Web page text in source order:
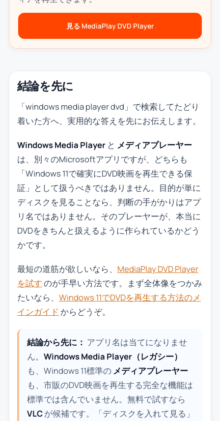
見る MediaPlay DVD Player
結論を先に
「windows media player dvd」で検索してたどり
着いた方へ、実用的な答えを先にお伝えします。
Windows Media Playerと メディアプレーヤー
は、別々のMicrosoftアプリですが、どちらも
「Windows 11で確実にDVD映画を再生できる保
証」として扱うべきではありません。目的が単に
ディスクを見ることなら、判断の手がかりはアプ
リ名ではありません。そのプレーヤーが、本当に
DVDをきちんと扱えるように作られているかどう
かです。
最短の道筋が欲しいなら、 MediaPlay DVD Player
を試すのが手早い方法です。まず全体像をつかみ
たいなら、 Windows 11でDVDを再生する方法のメ
インガイド からどうぞ。
結論から先に： アプリ名は当てになりませ
ん。 Windows Media Player（レガシー）
も、Windows 11標準のメディアプレーヤー
も、市販のDVD映画を再生する完全な機能は
標準では含んでいません。無料で試すなら
VLCが候補です。「ディスクを入れて見る」